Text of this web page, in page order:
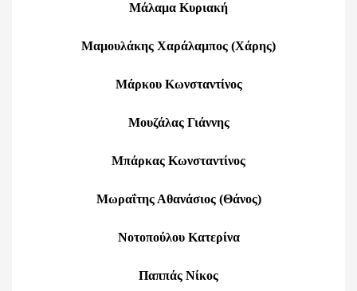
Μάλαμα Κυριακή
Μαμουλάκης Χαράλαμπος (Χάρης)
Μάρκου Κωνσταντίνος
Μουζάλας Γιάννης
Μπάρκας Κωνσταντίνος
Μωραΐτης Αθανάσιος (Θάνος)
Νοτοπούλου Κατερίνα
Παππάς Νίκος